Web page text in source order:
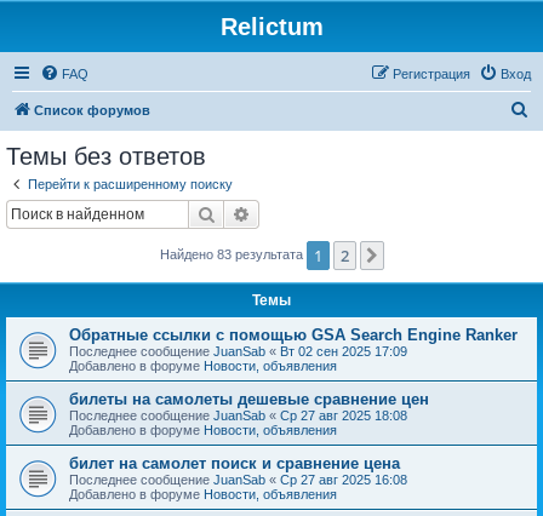
Relictum
FAQ Вход
Регистрация
Список форумов
Темы без ответов
Перейти к расширенному поиску
Поиск
Найдено 83 результата 1 2
Темы
Обратные ссылки с помощью GSA Search Engine Ranker
Последнее сообщение JuanSab « Вт 02 сен 2025 17:09
Добавлено в форуме Новости, объявления
билеты на самолеты дешевые сравнение цен
Последнее сообщение JuanSab « Ср 27 авг 2025 18:08
Добавлено в форуме Новости, объявления
билет на самолет поиск и сравнение цена
Последнее сообщение JuanSab « Ср 27 авг 2025 16:08
Добавлено в форуме Новости, объявления